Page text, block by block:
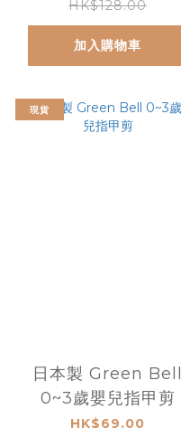
Tweezer for New
Born Baby
HK$128.00
加入購物車
現貨
日本製 Green Bell
0~3歲嬰兒指甲剪
HK$69.00